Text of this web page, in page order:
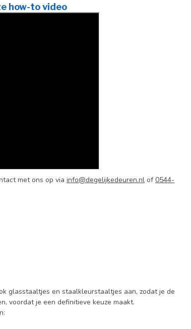
how-to video
met ons op via info@degelijkedeuren.nl of0544-
glasstaaltjes en staalkleurstaaltjes aan, zodat je de
voordat je een definitieve keuze maakt.